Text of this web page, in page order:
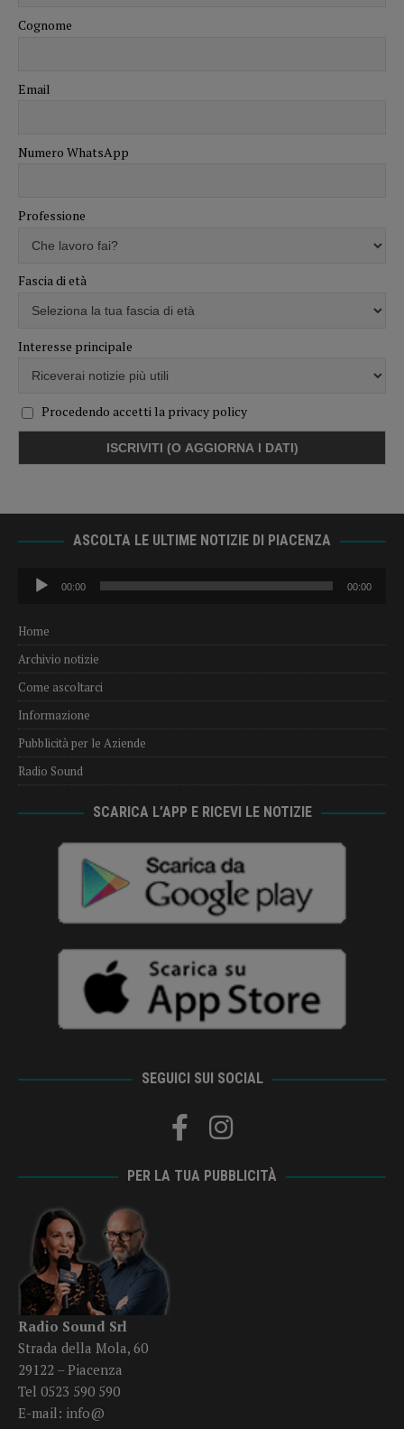
Cognome
Email
Numero WhatsApp
Professione
Fascia di età
Interesse principale
Procedendo accetti la privacy policy
ASCOLTA LE ULTIME NOTIZIE DI PIACENZA
Audio
Player
00:00 00:00
Home
Archivio notizie
Come ascoltarci
Informazione
Pubblicità per le Aziende
Radio Sound
SCARICA L’APP E RICEVI LE NOTIZIE
SEGUICI SUI SOCIAL
PER LA TUA PUBBLICITÀ
Radio Sound Srl
Strada della Mola, 60
29122 – Piacenza
Tel 0523 590 590
E-mail: info@